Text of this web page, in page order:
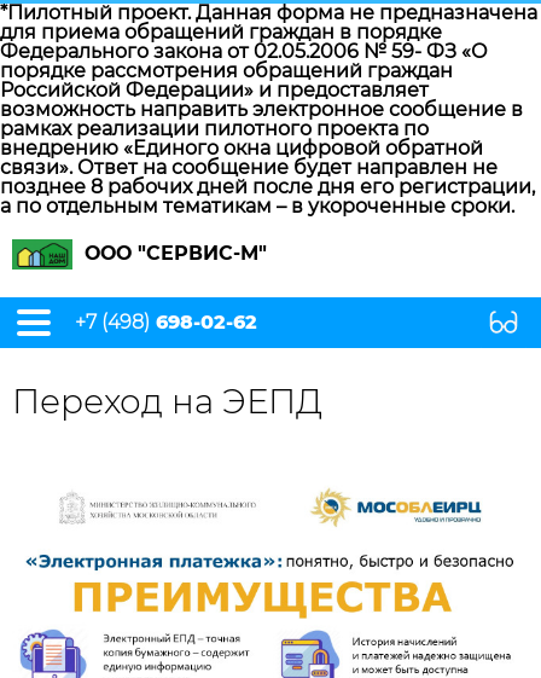
*Пилотный проект. Данная форма не предназначена
для приема обращений граждан в порядке
Федерального закона от 02.05.2006 № 59- ФЗ «О
порядке рассмотрения обращений граждан
Российской Федерации» и предоставляет
возможность направить электронное сообщение в
рамках реализации пилотного проекта по
внедрению «Единого окна цифровой обратной
связи». Ответ на сообщение будет направлен не
позднее 8 рабочих дней после дня его регистрации,
а по отдельным тематикам – в укороченные сроки.
ООО "СЕРВИС-М"
+7 (498) 698-02-62
Переход на ЭЕПД